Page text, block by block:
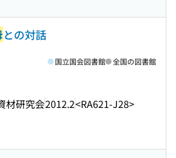
との対話
材研究会2012.2<RA621-J28>
国立国会図書館 全国の図書館